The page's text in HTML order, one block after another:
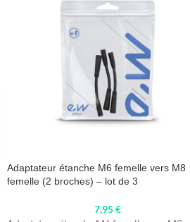
Adaptateur étanche M6 femelle vers M8
femelle (2 broches) – lot de 3
7,95€